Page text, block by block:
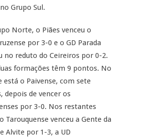
Grupo Sul.
Norte, o Piães venceu o
por 3-0 e o GD Parada
no reduto do Ceireiros por 0-2.
formações têm 9 pontos. No
está o Paivense, com sete
depois de vencer os
por 3-0. Nos restantes
Tarouquense venceu a Gente da
Alvite por 1-3, a UD